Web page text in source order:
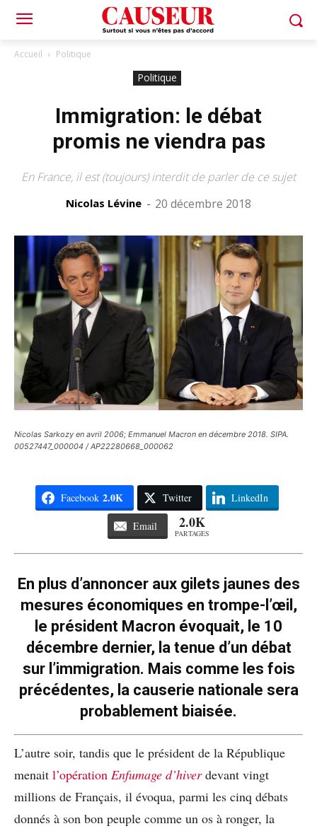
Accueil Politique
Politique
Immigration: le débat
promis ne viendra pas
En France, il est (toujours) interdit de parler de ce sujet
Nicolas Lévine - 20 décembre 2018
Nicolas Sarkozy en avril 2006; Emmanuel Macron en décembre 2018. SIPA.
00527447_000004 / AP22280668_000062
Facebook 2.0K Twitter LinkedIn
Email 2.0K
PARTAGES
En plus d’annoncer aux gilets jaunes des
mesures économiques en trompe-l’œil,
le président Macron évoquait, le 10
décembre dernier, la tenue d’un débat
sur l’immigration. Mais comme les fois
précédentes, la causerie nationale sera
probablement biaisée.
L’autre soir, tandis que le président de la République
menait l’opération Enfumage d’hiverdevant vingt
millions de Français, il évoqua, parmi les cinq débats
donnés à son bon peuple comme un os à ronger, la